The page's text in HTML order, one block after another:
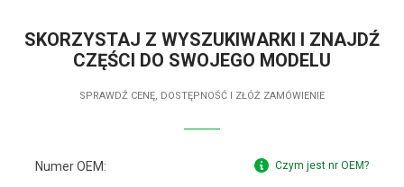
SKORZYSTAJ Z WYSZUKIWARKI I ZNAJDŹ
CZĘŚCI DO SWOJEGO MODELU
SPRAWDŹ CENĘ, DOSTĘPNOŚĆ I ZŁÓŻ ZAMÓWIENIE
Numer OEM: Czym jest nr OEM?